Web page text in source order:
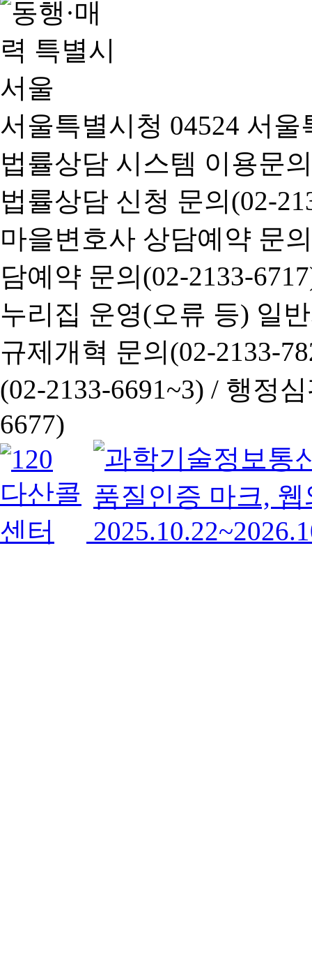
서울특별시청 04524 서
법률상담 시스템 이용문
법률상담 신청 문의(02-
마을변호사 상담예약 문
담예약 문의(02-2133-
누리집 운영(오류 등) 일
규제개혁 문의(02-2133-
(02-2133-6691~3) / 행정심
6677)